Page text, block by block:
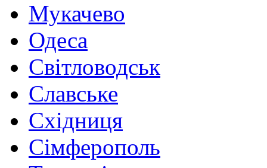
Мукачево
Одеса
Світловодськ
Славське
Східниця
Сімферополь